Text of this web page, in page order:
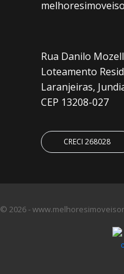
Rua Danilo
Loteamento
Laranjeiras,
CEP 13208-027
CRECI 268028
© 2026 -